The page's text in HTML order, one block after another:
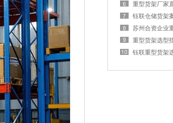
货架企业选购
重型货架厂家
解决：无锡钰
钰联仓储货架
高效交付获客
苏州合资企业
落地案例
重型货架选型
汽配新能源零
钰联重型货架